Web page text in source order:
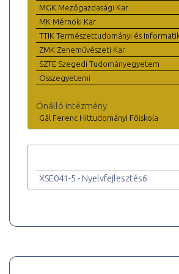
MGK Mezőgazdasági Kar
MK Mérnöki Kar
TTIK Természettudományi és
ZMK Zeneművészeti Kar
SZTE Szegedi Tudományegyetem
Összegyetemi
Önálló intézmény
Gál Ferenc Hittudományi Főiskola
XSE041-5 - Nyelvfejlesztés6